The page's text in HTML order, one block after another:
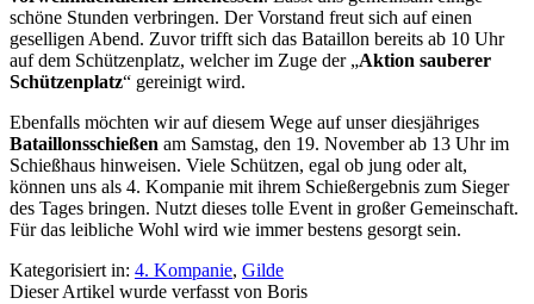
schöne Stunden verbringen. Der Vorstand freut sich auf einen
geselligen Abend. Zuvor trifft sich das Bataillon bereits ab 10 Uhr
auf dem Schützenplatz, welcher im Zuge der „Aktion sauberer
Schützenplatz“ gereinigt wird.
Ebenfalls möchten wir auf diesem Wege auf unser diesjähriges
Bataillonsschießen am Samstag, den 19. November ab 13 Uhr im
Schießhaus hinweisen. Viele Schützen, egal ob jung oder alt,
können uns als 4. Kompanie mit ihrem Schießergebnis zum Sieger
des Tages bringen. Nutzt dieses tolle Event in großer Gemeinschaft.
Für das leibliche Wohl wird wie immer bestens gesorgt sein.
Kategorisiert in: 4. Kompanie, Gilde
Dieser Artikel wurde verfasst von Boris